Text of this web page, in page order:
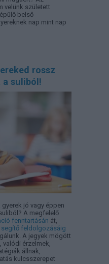
velünk született
belső
nap mint nap
rossz
suliból!
jó vagy éppen
A megfelelő
fenntartásán át,
segítő feldolgozásáig
A jegyek mögött
valódi érzelmek,
állnak,
kulcsszerepet